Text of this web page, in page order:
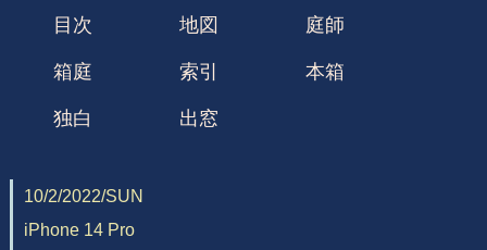
目次 地図 庭師
箱庭 索引 本箱
独白 出窓
10/2/2022/SUN
iPhone 14 Pro